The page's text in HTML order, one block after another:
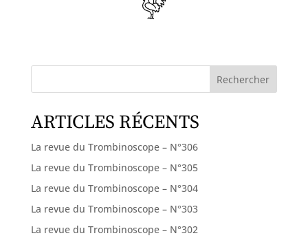
Rechercher
ARTICLES RÉCENTS
La revue du Trombinoscope – N°306
La revue du Trombinoscope – N°305
La revue du Trombinoscope – N°304
La revue du Trombinoscope – N°303
La revue du Trombinoscope – N°302